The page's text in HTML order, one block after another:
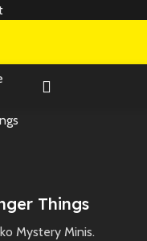
Things
Mystery Minis.